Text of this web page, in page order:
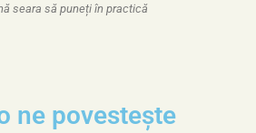
seara să puneți în practică
ne povestește